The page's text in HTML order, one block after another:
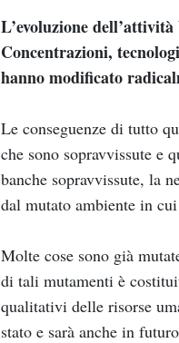
L’evoluzione
Concentrazioni,
hanno modificato
Le conseguenze di tutto
che sono sopravvissute e
banche sopravvissute, la
dal mutato ambiente in
Molte cose sono già
di tali mutamenti è
qualitativi delle risorse
stato e sarà anche in